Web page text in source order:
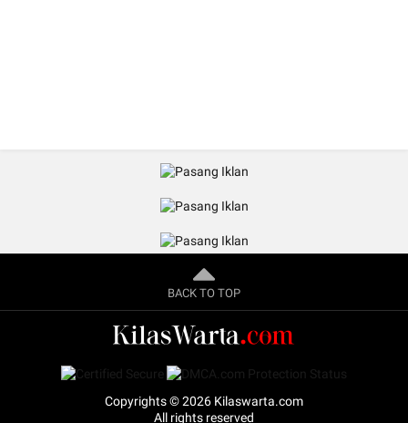
BACK TO TOP
Copyrights © 2026 Kilaswarta.com
All rights reserved